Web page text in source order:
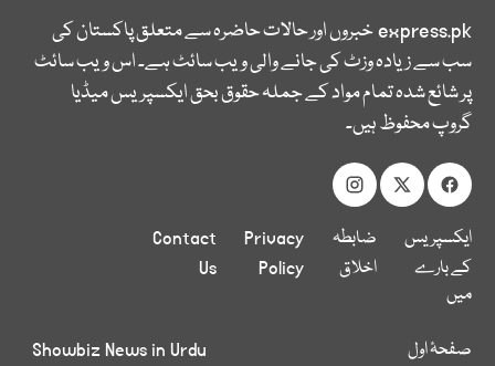
express.pkخبروں اور حالات حاضرہ سے متعلق پاکستان کی
سب سے زیادہ وزٹ کی جانے والی ویب سائٹ ہے۔ اس ویب سائٹ
پر شائع شدہ تمام مواد کے جملہ حقوق بحق ایکسپریس میڈیا
گروپ محفوظ ہیں۔
ایکسپریس
کے بارے
میں
ضابطہ
اخلاق
Privacy
Policy
Contact
Us
صفحۂ اول
Showbiz News in Urdu